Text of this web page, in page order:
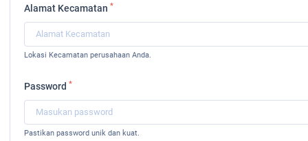
Alamat Kecamatan *
Lokasi Kecamatan perusahaan Anda.
Password *
Pastikan password unik dan kuat.